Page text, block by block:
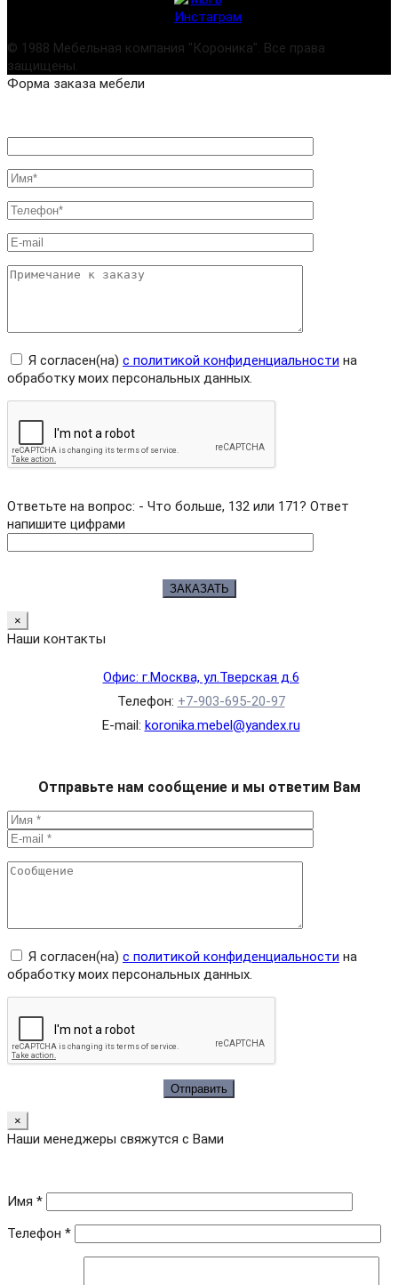
© 1988 Мебельная компания "Короника". Все права
защищены.
Форма заказа мебели
Я согласен(на) с политикой конфиденциальности на
обработку моих персональных данных.
Ответьте на вопрос: - Что больше, 132 или 171? Ответ
напишите цифрами
×
Наши контакты
Офис: г.Москва, ул.Тверская д.6
Телефон: +7-903-695-20-97
E-mail: koronika.mebel@yandex.ru
Отправьте нам сообщение и мы ответим Вам
Я согласен(на) с политикой конфиденциальности на
обработку моих персональных данных.
×
Наши менеджеры свяжутся с Вами
Имя *
Телефон *